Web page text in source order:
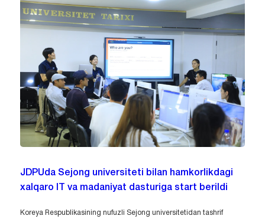
JDPUda Sejong universiteti bilan hamkorlikdagi
xalqaro IT va madaniyat dasturiga start berildi
Koreya Respublikasining nufuzli Sejong universitetidan tashrif